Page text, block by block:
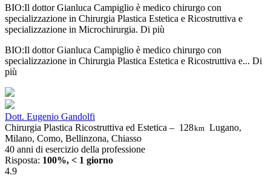
BIO:Il dottor Gianluca Campiglio è medico chirurgo con
specializzazione in Chirurgia Plastica Estetica e Ricostruttiva e
specializzazione in Microchirurgia. Di più
BIO:Il dottor Gianluca Campiglio è medico chirurgo con
specializzazione in Chirurgia Plastica Estetica e Ricostruttiva e... Di
più
Dott. Eugenio Gandolfi
Chirurgia Plastica Ricostruttiva ed Estetica – 128km Lugano,
Milano, Como, Bellinzona, Chiasso
40 anni di esercizio della professione
Risposta: 100%, < 1 giorno
4.9